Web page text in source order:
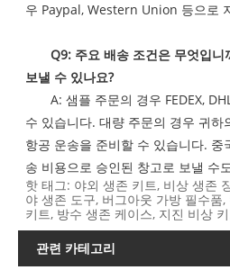
우 Paypal, Western Union 등으로
Q9: 주요 배송 조건은 무엇입
보낼 수 있나요?
A: 샘플 주문의 경우 FEDEX,
수 있습니다. 대량 주문의 경우 귀하
항공 운송을 준비할 수 있습니다. 중
송 비용으로 승인된 창고로 보낼 수
핫 태그: 야외 생존 키트, 비상 생존
야 생존 도구, 버그아웃 가방 필수품
키트, 방수 생존 케이스, 지진 비상
관련 카테고리